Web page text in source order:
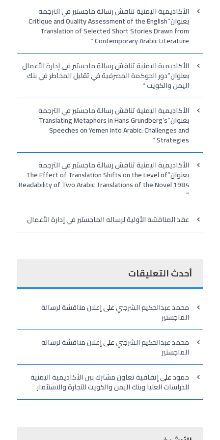
الأكاديمية اليمنية تناقش رسالة ماجستير في الترجمة
بعنوان”Critique and Quality Assessment of the English
Translation of Selected Short Stories Drawn from
Contemporary Arabic Literature “
الأكاديمية اليمنية تناقش رسالة ماجستير في إدارة الأعمال
بعنوان”دور الحوكمة المصرفية في تقليل المخاطر في بنك
اليمن والكويت “
الأكاديمية اليمنية تناقش رسالة ماجستير في الترجمة
بعنوان”Translating Metaphors in Hans Grundberg’s
Speeches on Yemen into Arabic: Challenges and
Strategies “
الأكاديمية اليمنية تناقش رسالة ماجستير في الترجمة
بعنوان”The Effect of Translation Shifts on the Level of
Readability of Two Arabic Translations of the Novel 1984
“
عقد المناقشة الأولية لرساله الماجستير في إدارة الأعمال
أحدث التعليقات
محمد عبدالحكيم الشرجبيعلىإعلان مناقشة لرسالة
الماجستير
محمد عبدالحكيم الشرجبيعلىإعلان مناقشة لرسالة
الماجستير
حمودعلىإتفاقية تعاون مشترك بين الأكاديمية اليمنية
للدراسات العليا وبنك اليمن والكويت للتجارة والاستثمار